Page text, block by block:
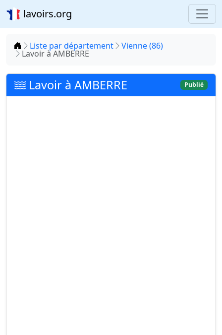
lavoirs.org
Accueil
Liste par département Vienne (86)
Lavoir à AMBERRE
Lavoir à AMBERRE Publié